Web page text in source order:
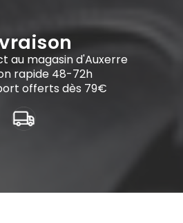
au magasin d'Auxerre
rapide 48-72h
offerts dès 79€